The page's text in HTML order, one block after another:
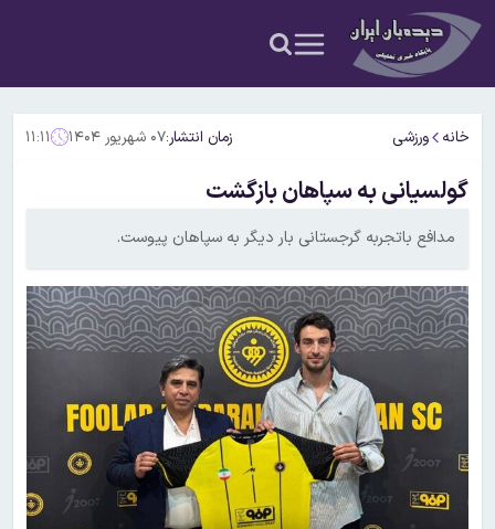
خانه ورزشی زمان انتشار:۰۷ شهریور ۱۴۰۴ ۱۱:۱۱
گولسیانی به سپاهان بازگشت
مدافع باتجربه گرجستانی بار دیگر به سپاهان پیوست.